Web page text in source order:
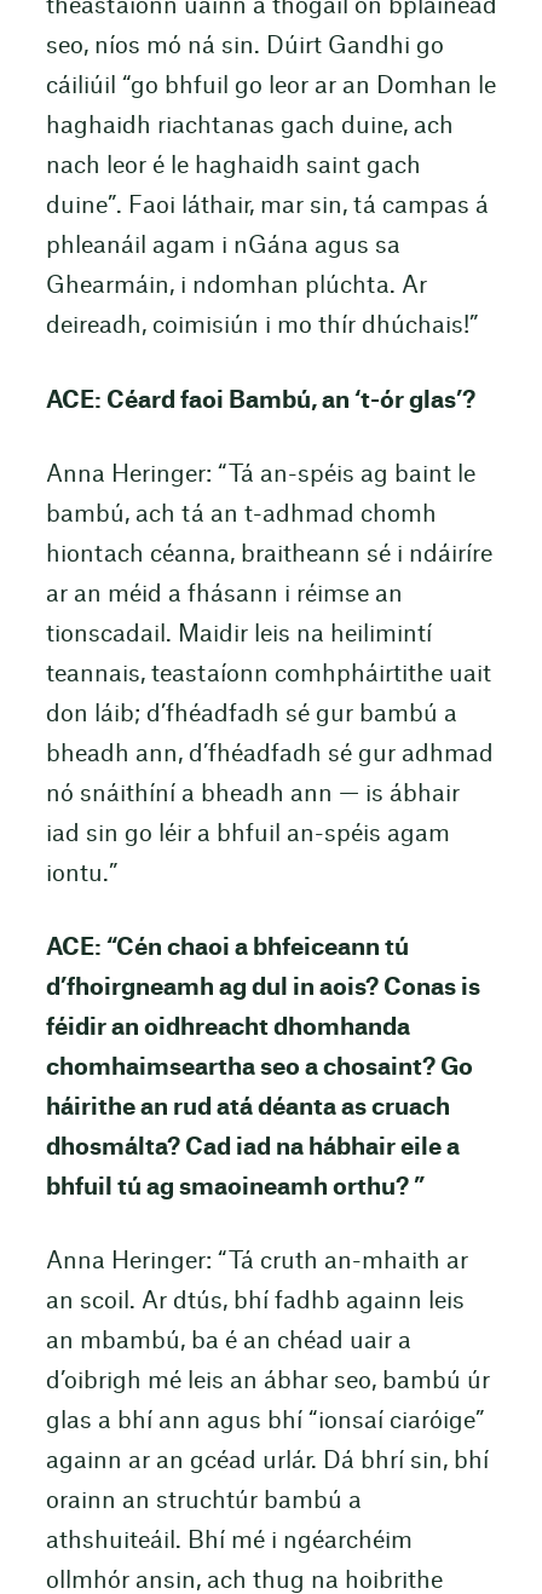
theastaíonn uainn a thógáil ón bpláinéad
seo, níos mó ná sin. Dúirt Gandhi go
cáiliúil “go bhfuil go leor ar an Domhan le
haghaidh riachtanas gach duine, ach
nach leor é le haghaidh saint gach
duine”. Faoi láthair, mar sin, tá campas á
phleanáil agam i nGána agus sa
Ghearmáin, i ndomhan plúchta. Ar
deireadh, coimisiún i mo thír dhúchais!”
ACE: Céard faoi Bambú, an ‘t-ór glas’?
Anna Heringer: “Tá an-spéis ag baint le
bambú, ach tá an t-adhmad chomh
hiontach céanna, braitheann sé i ndáiríre
ar an méid a fhásann i réimse an
tionscadail. Maidir leis na heilimintí
teannais, teastaíonn comhpháirtithe uait
don láib; d’fhéadfadh sé gur bambú a
bheadh ann, d’fhéadfadh sé gur adhmad
nó snáithíní a bheadh ann — is ábhair
iad sin go léir a bhfuil an-spéis agam
iontu.”
ACE: “Cén chaoi a bhfeiceann tú
d’fhoirgneamh ag dul in aois? Conas is
féidir an oidhreacht dhomhanda
chomhaimseartha seo a chosaint? Go
háirithe an rud atá déanta as cruach
dhosmálta? Cad iad na hábhair eile a
bhfuil tú ag smaoineamh orthu? ”
Anna Heringer: “Tá cruth an-mhaith ar
an scoil. Ar dtús, bhí fadhb againn leis
an mbambú, ba é an chéad uair a
d’oibrigh mé leis an ábhar seo, bambú úr
glas a bhí ann agus bhí “ionsaí ciaróige”
againn ar an gcéad urlár. Dá bhrí sin, bhí
orainn an struchtúr bambú a
athshuiteáil. Bhí mé i ngéarchéim
ollmhór ansin, ach thug na hoibrithe